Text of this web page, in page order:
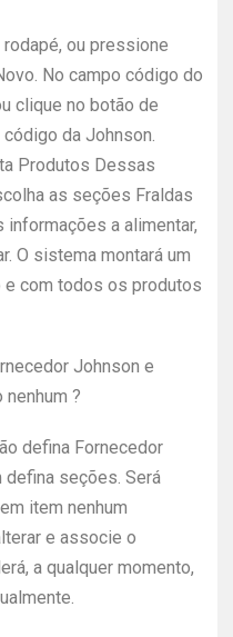
ou pressione
No campo código do
clique no botão de
da Johnson.
Produtos Dessas
as seções Fraldas
a alimentar,
O sistema montará um
com todos os produtos
Johnson e
?
defina Fornecedor
defina seções. Será
item nenhum
e associe o
a qualquer momento,